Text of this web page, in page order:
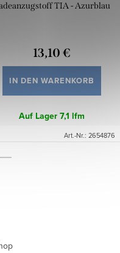
TIA - Azurblau
13,10 €
IN DEN WARENKORB
Auf Lager7,1 lfm
Art.-Nr.: 2654876